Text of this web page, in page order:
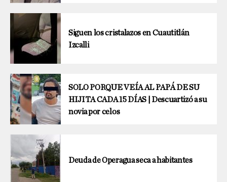
Siguen los cristalazos en Cuautitlán
Izcalli
SOLO PORQUE VEÍA AL PAPÁ DE SU
HIJITA CADA 15 DÍAS | Descuartizó a su
novia por celos
Deuda de Operagua seca a habitantes